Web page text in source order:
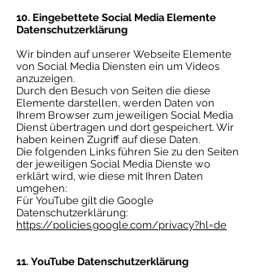
10. Eingebettete Social Media Elemente
Datenschutzerklärung
Wir binden auf unserer Webseite Elemente
von Social Media Diensten ein um Videos
anzuzeigen.
Durch den Besuch von Seiten die diese
Elemente darstellen, werden Daten von
Ihrem Browser zum jeweiligen Social Media
Dienst übertragen und dort gespeichert. Wir
haben keinen Zugriff auf diese Daten.
Die folgenden Links führen Sie zu den Seiten
der jeweiligen Social Media Dienste wo
erklärt wird, wie diese mit Ihren Daten
umgehen:
Für YouTube gilt die Google
Datenschutzerklärung:
https://policies.google.com/privacy?hl=de
11. YouTube Datenschutzerklärung